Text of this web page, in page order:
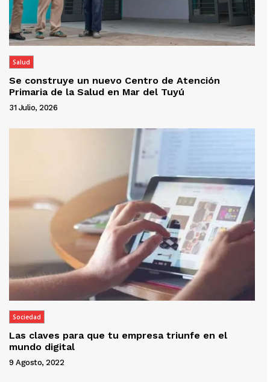
Salud
Se construye un nuevo Centro de Atención
Primaria de la Salud en Mar del Tuyú
31 Julio, 2026
Sociedad
Las claves para que tu empresa triunfe en el
mundo digital
9 Agosto, 2022